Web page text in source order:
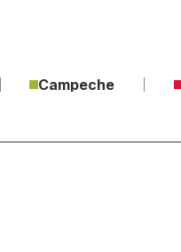
Campeche